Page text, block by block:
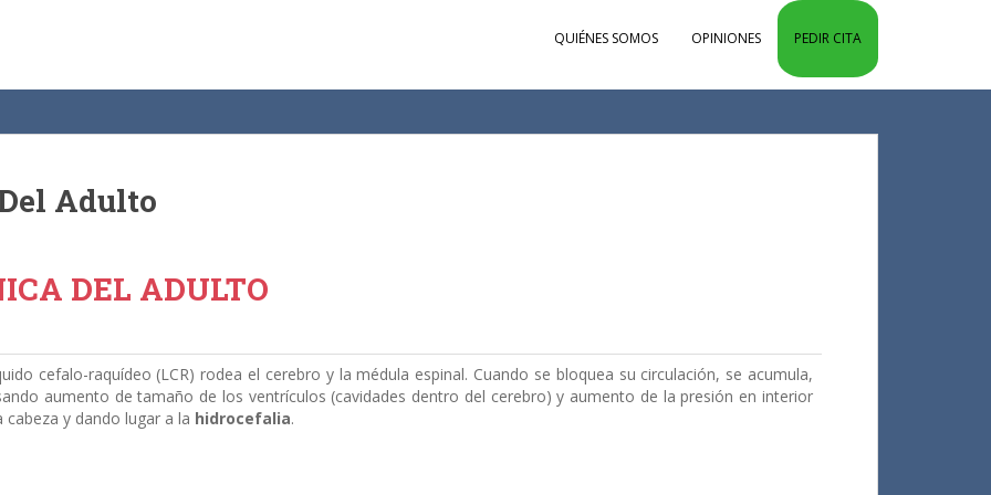
QUIÉNES SOMOS OPINIONES PEDIR CITA
Adulto
DEL ADULTO
cefalo-raquídeo (LCR) rodea el cerebro y la médula espinal. Cuando se bloquea su circulación, se acumula,
aumento de tamaño de los ventrículos (cavidades dentro del cerebro) y aumento de la presión en interior
cabeza y dando lugar a la hidrocefalia.